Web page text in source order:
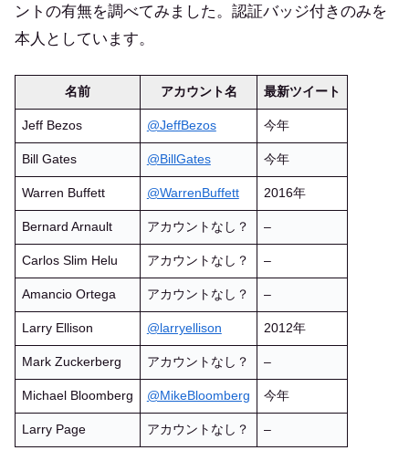
ントの有無を調べてみました。認証バッジ付きのみを
本人としています。
名前 アカウント名 最新ツイート
Jeff Bezos @JeffBezos 今年
Bill Gates @BillGates 今年
Warren Buffett @WarrenBuffett 2016年
Bernard Arnault アカウントなし？ –
Carlos Slim Helu アカウントなし？ –
Amancio Ortega アカウントなし？ –
Larry Ellison @larryellison 2012年
Mark Zuckerberg アカウントなし？ –
Michael Bloomberg @MikeBloomberg 今年
Larry Page アカウントなし？ –